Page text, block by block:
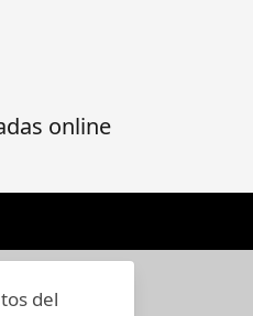
online
del